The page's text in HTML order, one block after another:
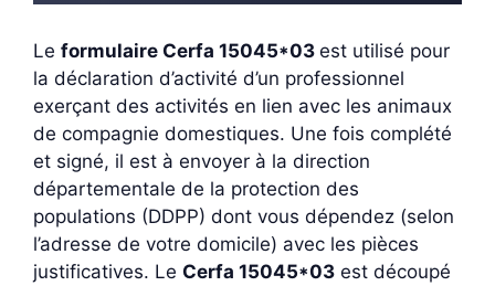
Le formulaire Cerfa 15045*03 est utilisé pour
la déclaration d’activité d’un professionnel
exerçant des activités en lien avec les animaux
de compagnie domestiques. Une fois complété
et signé, il est à envoyer à la direction
départementale de la protection des
populations (DDPP) dont vous dépendez (selon
l’adresse de votre domicile) avec les pièces
justificatives. Le Cerfa 15045*03 est découpé